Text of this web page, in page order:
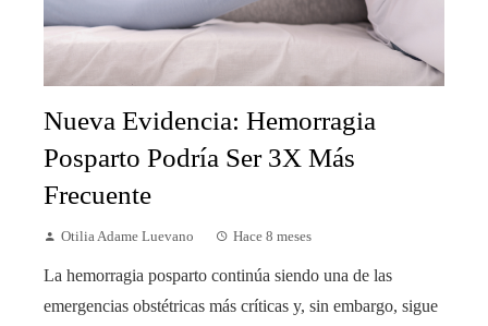
Nueva Evidencia: Hemorragia
Posparto Podría Ser 3X Más
Frecuente
Otilia Adame Luevano Hace 8 meses
La hemorragia posparto continúa siendo una de las
emergencias obstétricas más críticas y, sin embargo, sigue